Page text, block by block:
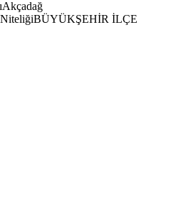
Akçadağ
BÜYÜKŞEHİR İLÇE